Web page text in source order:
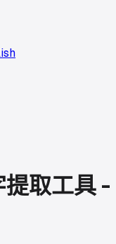
取工具 -